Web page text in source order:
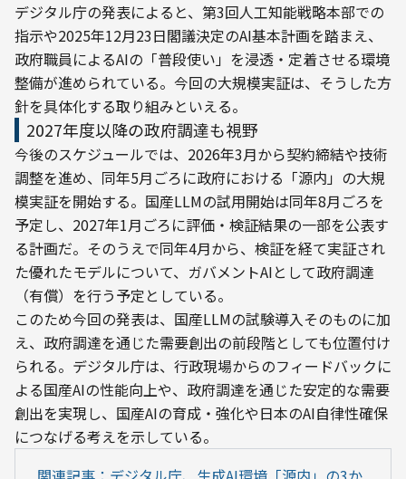
デジタル庁の発表によると、第3回人工知能戦略本部での
指示や2025年12月23日閣議決定のAI基本計画を踏まえ、
政府職員によるAIの「普段使い」を浸透・定着させる環境
整備が進められている。今回の大規模実証は、そうした方
針を具体化する取り組みといえる。
2027年度以降の政府調達も視野
今後のスケジュールでは、2026年3月から契約締結や技術
調整を進め、同年5月ごろに政府における「源内」の大規
模実証を開始する。国産LLMの試用開始は同年8月ごろを
予定し、2027年1月ごろに評価・検証結果の一部を公表す
る計画だ。そのうえで同年4月から、検証を経て実証され
た優れたモデルについて、ガバメントAIとして政府調達
（有償）を行う予定としている。
このため今回の発表は、国産LLMの試験導入そのものに加
え、政府調達を通じた需要創出の前段階としても位置付け
られる。デジタル庁は、行政現場からのフィードバックに
よる国産AIの性能向上や、政府調達を通じた安定的な需要
創出を実現し、国産AIの育成・強化や日本のAI自律性確保
につなげる考えを示している。